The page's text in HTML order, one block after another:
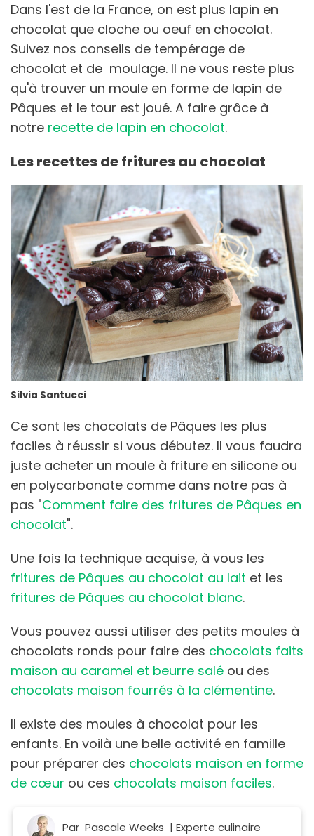
Dans l'est de la France, on est plus lapin en
chocolat que cloche ou oeuf en chocolat.
Suivez nos conseils de tempérage de
chocolat et de moulage. Il ne vous reste plus
qu'à trouver un moule en forme de lapin de
Pâques et le tour est joué. A faire grâce à
notre recette de lapin en chocolat.
Les recettes de fritures au chocolat
Silvia Santucci
Ce sont les chocolats de Pâques les plus
faciles à réussir si vous débutez. Il vous faudra
juste acheter un moule à friture en silicone ou
en polycarbonate comme dans notre pas à
pas "Comment faire des fritures de Pâques en
chocolat".
Une fois la technique acquise, à vous les
fritures de Pâques au chocolat au lait et les
fritures de Pâques au chocolat blanc.
Vous pouvez aussi utiliser des petits moules à
chocolats ronds pour faire des chocolats faits
maison au caramel et beurre salé ou des
chocolats maison fourrés à la clémentine.
Il existe des moules à chocolat pour les
enfants. En voilà une belle activité en famille
pour préparer des chocolats maison en forme
de cœur ou ces chocolats maison faciles.
Par Pascale Weeks | Experte culinaire